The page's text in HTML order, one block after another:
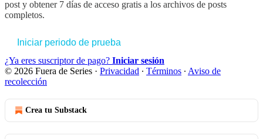
post y obtener 7 días de acceso gratis a los archivos de posts
completos.
Iniciar periodo de prueba
¿Ya eres suscriptor de pago? Iniciar sesión
© 2026 Fuera de Series · Privacidad ∙ Términos ∙ Aviso de
recolección
Crea tu Substack